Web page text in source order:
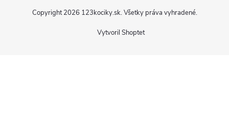
Vytvoril Shoptet
Copyright 2026 123kociky.sk. Všetky práva vyhradené.